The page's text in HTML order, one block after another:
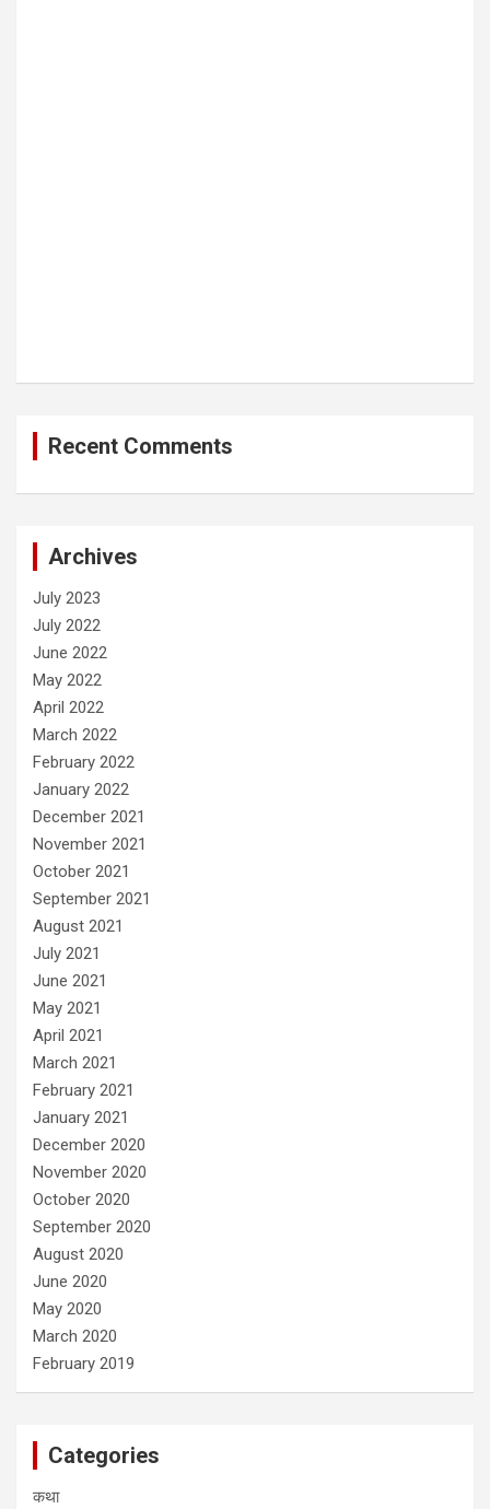
Recent Comments
Archives
July 2023
July 2022
June 2022
May 2022
April 2022
March 2022
February 2022
January 2022
December 2021
November 2021
October 2021
September 2021
August 2021
July 2021
June 2021
May 2021
April 2021
March 2021
February 2021
January 2021
December 2020
November 2020
October 2020
September 2020
August 2020
June 2020
May 2020
March 2020
February 2019
Categories
कथा